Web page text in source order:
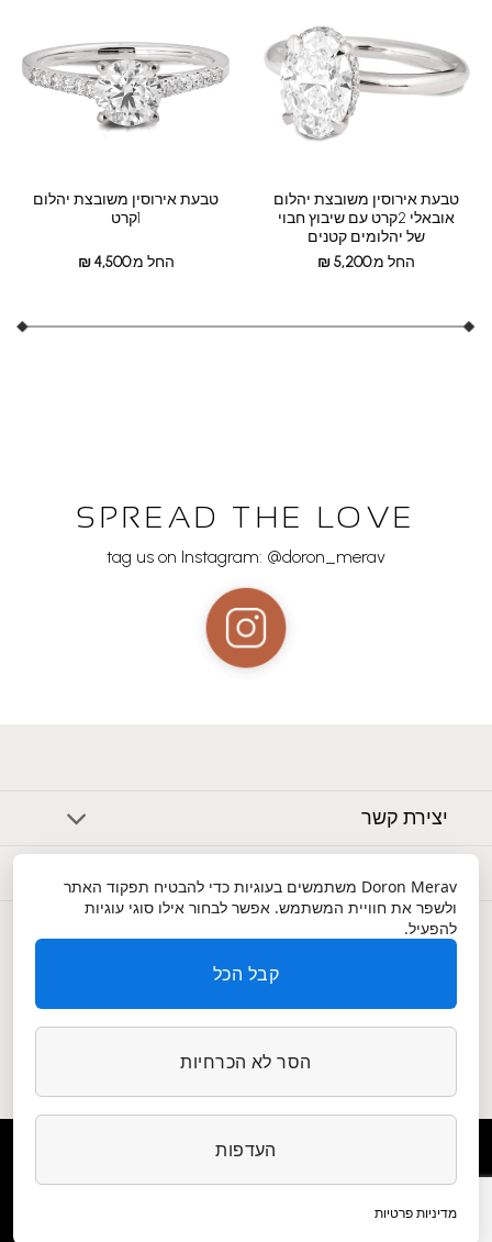
טבעת אירוסין משובצת יהלום
אובאלי 2קרט עם שיבוץ חבוי
של יהלומים קטנים
החל מ:
₪5,200
טבעת אירוסין משובצת יהלום
1קרט
החל מ: ₪4,500
SPREAD THE LOVE
tag us on Instagram: @doron_merav
יצירת קשר
שירות לקוחות
הצהרת נגישות|תנאי שימוש ופרטיות
© 2022 כל הזכויות שמורות לסטודיו דורון מירב | פיתוח: AXIOM
Doron Merav משתמשים בעוגיות כדי להבטיח תפקוד האתר
ולשפר את חוויית המשתמש. אפשר לבחור אילו סוגי עוגיות
להפעיל.
קבל הכל
הסר לא הכרחיות
העדפות
מדיניות פרטיות